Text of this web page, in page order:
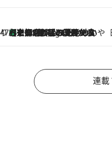
47都道府県の手みやげ ひんやりスイーツで夏を満喫
7 Hours Ago
【京都府】この夏絶対食べたい 冷やしておいしいおやつ3選 ひと口目から心を掴む新緑のテリーヌ
連載